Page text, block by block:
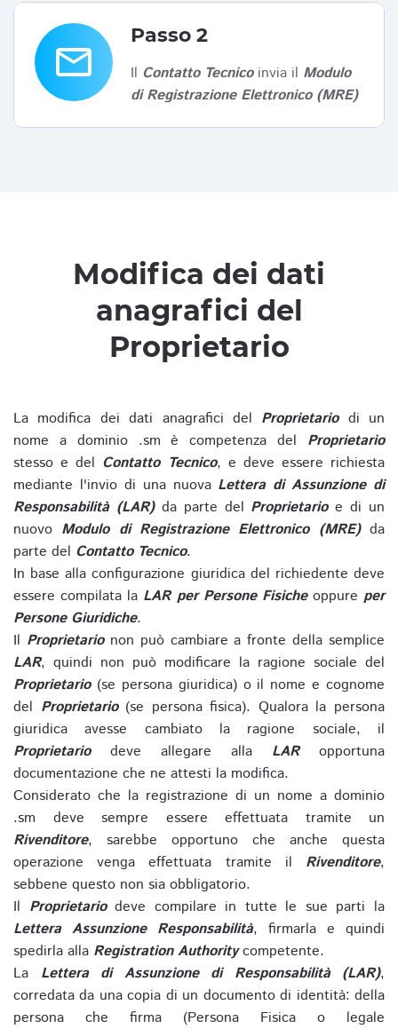
email
Passo 2
Il Contatto Tecnicoinvia il Modulo
di Registrazione Elettronico (MRE)
Modifica dei dati
anagrafici del
Proprietario
La modifica dei dati anagrafici del Proprietariodi un
nome a dominio .sm è competenza del Proprietario
stesso e del Contatto Tecnico, e deve essere richiesta
mediante l'invio di una nuova Lettera di Assunzione di
Responsabilità (LAR)da parte del Proprietarioe di un
nuovo Modulo di Registrazione Elettronico (MRE)da
parte del Contatto Tecnico.
In base alla configurazione giuridica del richiedente deve
essere compilata la LAR per Persone Fisicheoppure per
Persone Giuridiche.
Il Proprietarionon può cambiare a fronte della semplice
LAR, quindi non può modificare la ragione sociale del
Proprietario(se persona giuridica) o il nome e cognome
del Proprietario(se persona fisica). Qualora la persona
giuridica avesse cambiato la ragione sociale, il
Proprietariodeve allegare alla LARopportuna
documentazione che ne attesti la modifica.
Considerato che la registrazione di un nome a dominio
.sm deve sempre essere effettuata tramite un
Rivenditore, sarebbe opportuno che anche questa
operazione venga effettuata tramite il Rivenditore,
sebbene questo non sia obbligatorio.
Il Proprietariodeve compilare in tutte le sue parti la
Lettera Assunzione Responsabilità, firmarla e quindi
spedirla alla Registration Authoritycompetente.
La Lettera di Assunzione di Responsabilità (LAR),
corredata da una copia di un documento di identità: della
persona che firma (Persona Fisica o legale